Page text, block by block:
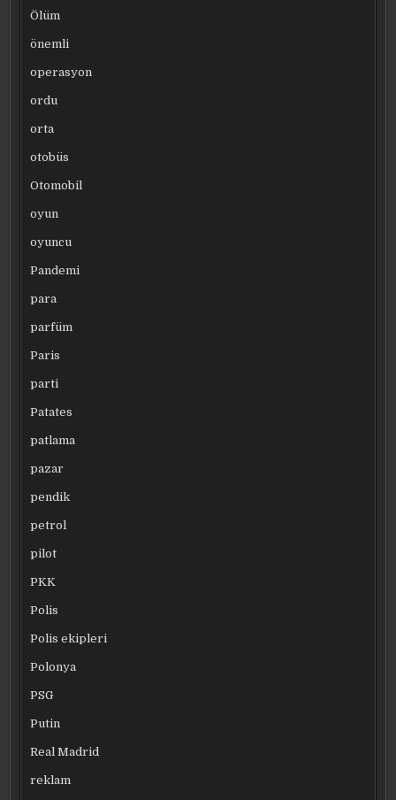
Ölüm
önemli
operasyon
ordu
orta
otobüs
Otomobil
oyun
oyuncu
Pandemi
para
parfüm
Paris
parti
Patates
patlama
pazar
pendik
petrol
pilot
PKK
Polis
Polis ekipleri
Polonya
PSG
Putin
Real Madrid
reklam